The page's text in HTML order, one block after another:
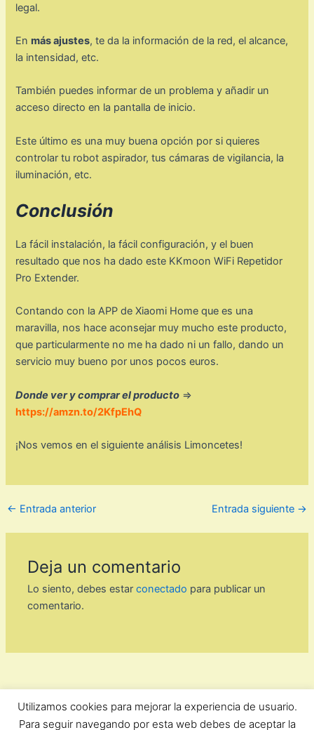
legal.
En más ajustes, te da la información de la red, el alcance,
la intensidad, etc.
También puedes informar de un problema y añadir un
acceso directo en la pantalla de inicio.
Este último es una muy buena opción por si quieres
controlar tu robot aspirador, tus cámaras de vigilancia, la
iluminación, etc.
Conclusión
La fácil instalación, la fácil configuración, y el buen
resultado que nos ha dado este KKmoon WiFi Repetidor
Pro Extender.
Contando con la APP de Xiaomi Home que es una
maravilla, nos hace aconsejar muy mucho este producto,
que particularmente no me ha dado ni un fallo, dando un
servicio muy bueno por unos pocos euros.
Donde ver y comprar el producto ⇒
https://amzn.to/2KfpEhQ
¡Nos vemos en el siguiente análisis Limoncetes!
← Entrada anterior Entrada siguiente →
Deja un comentario
Lo siento, debes estarconectado para publicar un
comentario.
ForoComprasOnline Copyright © 2026 | Privacidad
Utilizamos cookies para mejorar la experiencia de usuario.
Para seguir navegando por esta web debes de aceptar la